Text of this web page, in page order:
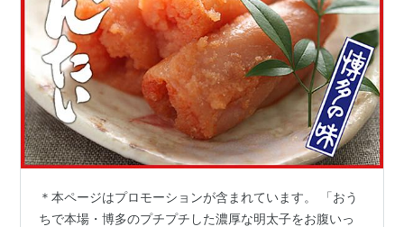
＊本ページはプロモーションが含まれています。 「おう
ちで本場・博多のプチプチした濃厚な明太子をお腹いっ